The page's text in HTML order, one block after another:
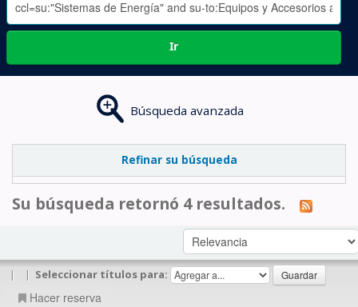
Ir
Búsqueda avanzada
Refinar su búsqueda
Su búsqueda retornó 4 resultados.
| | Seleccionar títulos para:
Hacer reserva